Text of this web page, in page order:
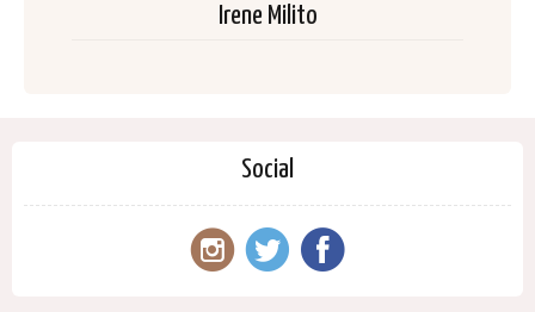
Irene Milito
Social